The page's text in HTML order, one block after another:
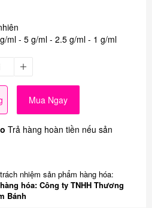
ml - 5 g/ml - 2.5 g/ml - 1 g/ml
Mua Ngay
Trả hàng hoàn tiền nếu sản
nhiệm sản phẩm hàng hóa:
hóa: Công ty TNHH Thương
Bánh